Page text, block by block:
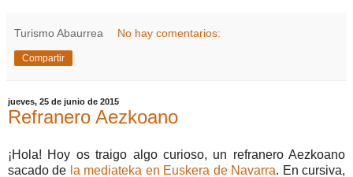
Turismo Abaurrea No hay comentarios:
Compartir
jueves, 25 de junio de 2015
Refranero Aezkoano
¡Hola! Hoy os traigo algo curioso, un refranero Aezkoano
sacado de la mediateka en Euskera de Navarra. En cursiva,